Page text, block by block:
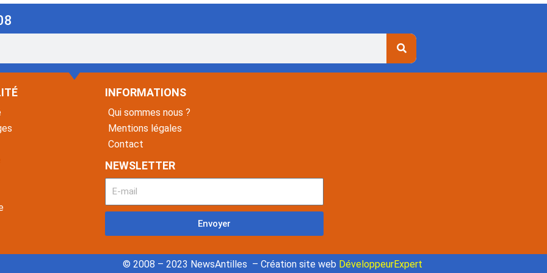
INFORMATIONS
Qui sommes nous ?
Mentions légales
Contact
NEWSLETTER
Envoyer
© 2008 – 2023 NewsAntilles – Création site web DéveloppeurExpert